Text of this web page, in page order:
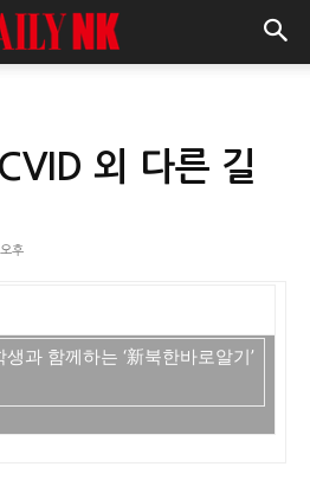
외 다른 길
후
과 함께하는 ‘新북한바로알기’